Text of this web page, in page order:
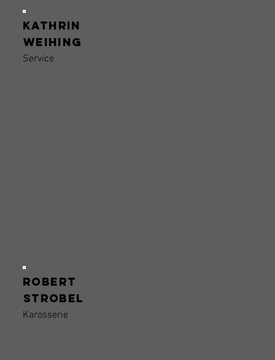
Kathrin
Weihing
Service
Robert
Strobel
Karosserie